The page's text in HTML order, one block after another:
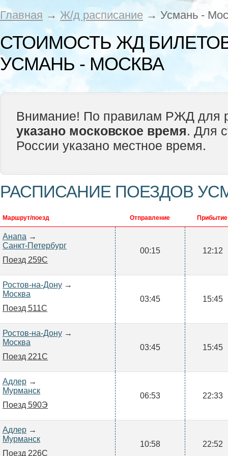
Главная →Ж/д расписание → Усмань -
СТОИМОСТЬ ЖД
УСМАНЬ - МОСКВА
Внимание! По правилам РЖД для
указано московское время. Для
России указано местное время.
РАСПИСАНИЕ ПОЕЗДОВ
Маршрут/поезд Отправление Прибытие
Анапа →
Санкт-Петербург
Поезд 259С
00:15 12:12
Ростов-на-Дону →
Москва
Поезд 511С
03:45 15:45
Ростов-на-Дону →
Москва
Поезд 221С
03:45 15:45
Адлер →
Мурманск
Поезд 590Э
06:53 22:33
Адлер →
Мурманск
Поезд 226С
10:58 22:52